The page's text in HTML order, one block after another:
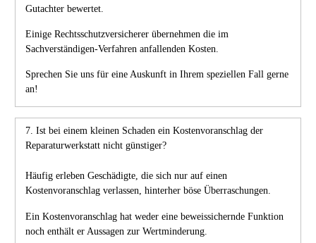
Gutachter bewertet.
Einige Rechtsschutzversicherer übernehmen die im
Sachverständigen-Verfahren anfallenden Kosten.
Sprechen Sie uns für eine Auskunft in Ihrem speziellen Fall gerne
an!
7. Ist bei einem kleinen Schaden ein Kostenvoranschlag der
Reparaturwerkstatt nicht günstiger?
Häufig erleben Geschädigte, die sich nur auf einen
Kostenvoranschlag verlassen, hinterher böse Überraschungen.
Ein Kostenvoranschlag hat weder eine beweissichernde Funktion
noch enthält er Aussagen zur Wertminderung.